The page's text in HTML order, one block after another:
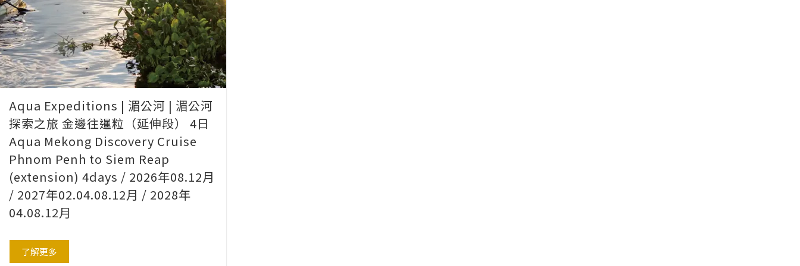
Aqua Expeditions | 湄公河 | 湄公河
探索之旅 金邊往暹粒（延伸段） 4日
Aqua Mekong Discovery Cruise
Phnom Penh to Siem Reap
(extension) 4days / 2026年08.12月
/ 2027年02.04.08.12月 / 2028年
04.08.12月
了解更多